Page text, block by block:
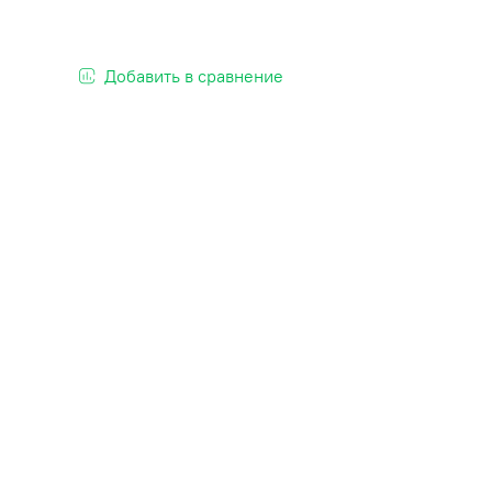
Добавить в сравнение